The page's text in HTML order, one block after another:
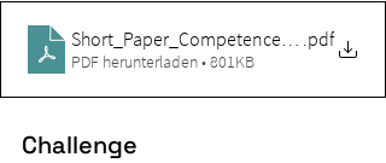
Short_Paper_Competence_Mining
.pdf
PDF herunterladen • 801KB
Challenge